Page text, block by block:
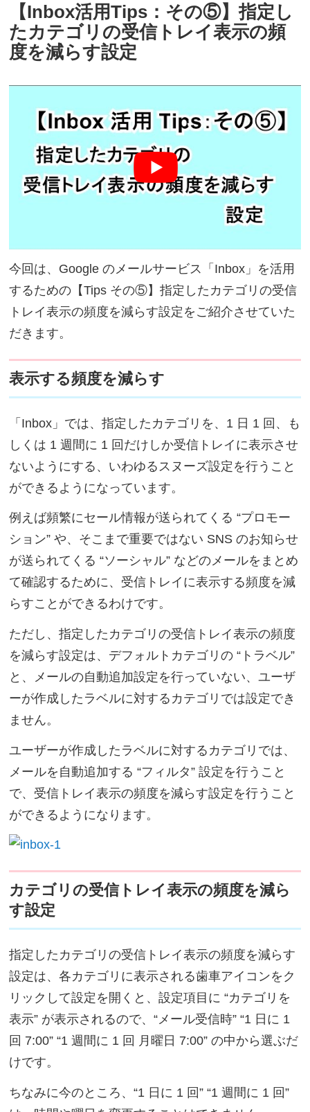
【Inbox活用Tips：その⑤】指定し
たカテゴリの受信トレイ表示の頻
度を減らす設定
今回は、Google のメールサービス「Inbox」を活用
するための【Tips その⑤】指定したカテゴリの受信
トレイ表示の頻度を減らす設定をご紹介させていた
だきます。
表示する頻度を減らす
「Inbox」では、指定したカテゴリを、1 日 1 回、も
しくは 1 週間に 1 回だけしか受信トレイに表示させ
ないようにする、いわゆるスヌーズ設定を行うこと
ができるようになっています。
例えば頻繁にセール情報が送られてくる “プロモー
ション” や、そこまで重要ではない SNS のお知らせ
が送られてくる “ソーシャル” などのメールをまとめ
て確認するために、受信トレイに表示する頻度を減
らすことができるわけです。
ただし、指定したカテゴリの受信トレイ表示の頻度
を減らす設定は、デフォルトカテゴリの “トラベル”
と、メールの自動追加設定を行っていない、ユーザ
ーが作成したラベルに対するカテゴリでは設定でき
ません。
ユーザーが作成したラベルに対するカテゴリでは、
メールを自動追加する “フィルタ” 設定を行うこと
で、受信トレイ表示の頻度を減らす設定を行うこと
ができるようになります。
カテゴリの受信トレイ表示の頻度を減ら
す設定
指定したカテゴリの受信トレイ表示の頻度を減らす
設定は、各カテゴリに表示される歯車アイコンをク
リックして設定を開くと、設定項目に “カテゴリを
表示” が表示されるので、“メール受信時” “1 日に 1
回 7:00” “1 週間に 1 回 月曜日 7:00” の中から選ぶだ
けです。
ちなみに今のところ、“1 日に 1 回” “1 週間に 1 回”